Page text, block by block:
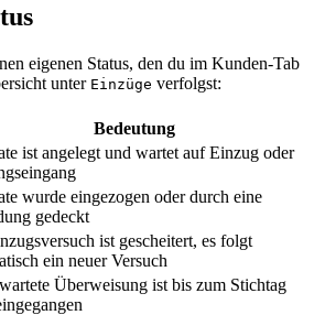
eigenen Status, den du im Kunden-Tab
unter Einzüge verfolgst:
Bedeutung
ist angelegt und wartet auf Einzug oder
wurde eingezogen oder durch eine
gedeckt
ist gescheitert, es folgt
ein neuer Versuch
Überweisung ist bis zum Stichtag